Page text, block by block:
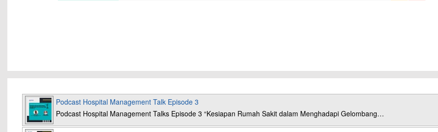
Podcast Hospital Management Talk Episode 3
Podcast Hospital Management Talks Episode 3 “Kesiapan Rumah Sakit dalam Menghadapi Gelombang…